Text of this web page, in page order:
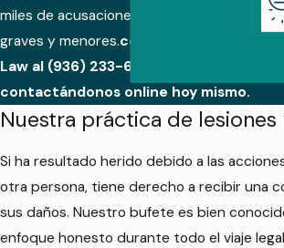
miles de acusaciones por delitos
graves y menores.ce llamando a JD
Law al (936) 233-6548
contactándonos online hoy mismo.
Nuestra práctica de lesiones
Si ha resultado herido debido a las
otra persona, tiene derecho a recibir una
sus daños. Nuestro bufete es bien
enfoque honesto durante todo el viaje